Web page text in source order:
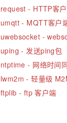
request - HTTP客
umqtt - MQTT客户
uwebsocket -
uping - 发送ping包
ntptime - 网络时间
lwm2m - 轻量级
ftplib - ftp 客户端